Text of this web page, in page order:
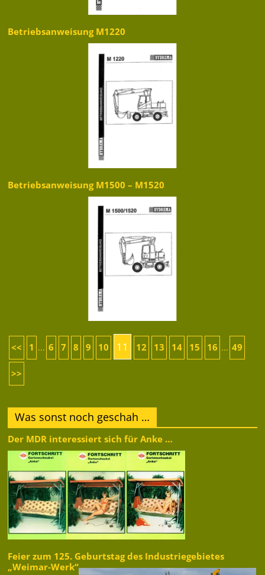
Betriebsanweisung M1220
Betriebsanweisung M1500 – M1520
<< 1 ... 6 7 8 9 10 11 12 13 14 15 16 ... 49
>>
Was sonst noch geschah …
Der MDR interessiert sich für Anke …
Feier zum 125. Geburtstag des Industriegebietes
„Weimar-Werk“